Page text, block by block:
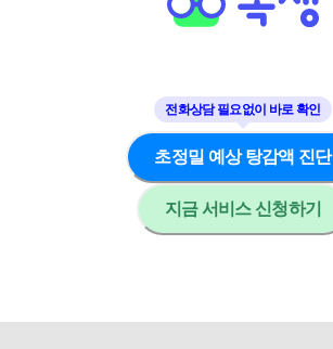
초정밀 예상 탕감액 진단
지금 서비스 신청하기